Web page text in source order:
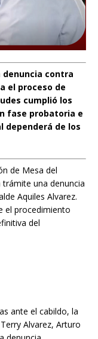
denuncia contra
el proceso de
cumplió los
fase probatoria e
dependerá de los
de Mesa del
una denuncia
Aquiles Alvarez.
el procedimiento
del
ante el cabildo, la
Alvarez, Arturo